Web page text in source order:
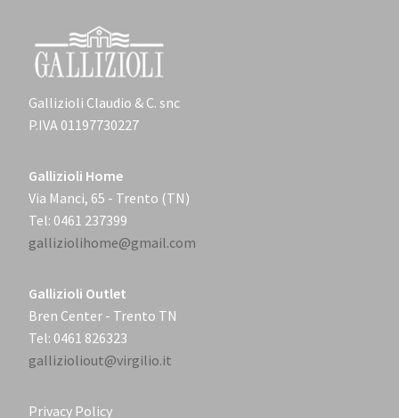
Gallizioli Claudio & C. snc
P.IVA 01197730227
Gallizioli Home
Via Manci, 65 - Trento (TN)
Tel: 0461 237399
galliziolihome@gmail.com
Gallizioli Outlet
Bren Center - Trento TN
Tel: 0461 826323
gallizioliout@virgilio.it
Privacy Policy